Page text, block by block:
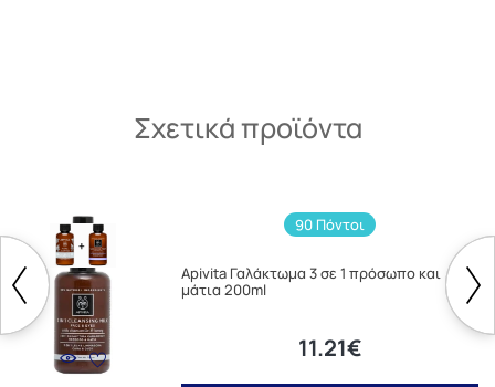
Σχετικά προϊόντα
90 Πόντοι
Apivita Γαλάκτωμα 3 σε 1 πρόσωπο και
μάτια 200ml
11.21€